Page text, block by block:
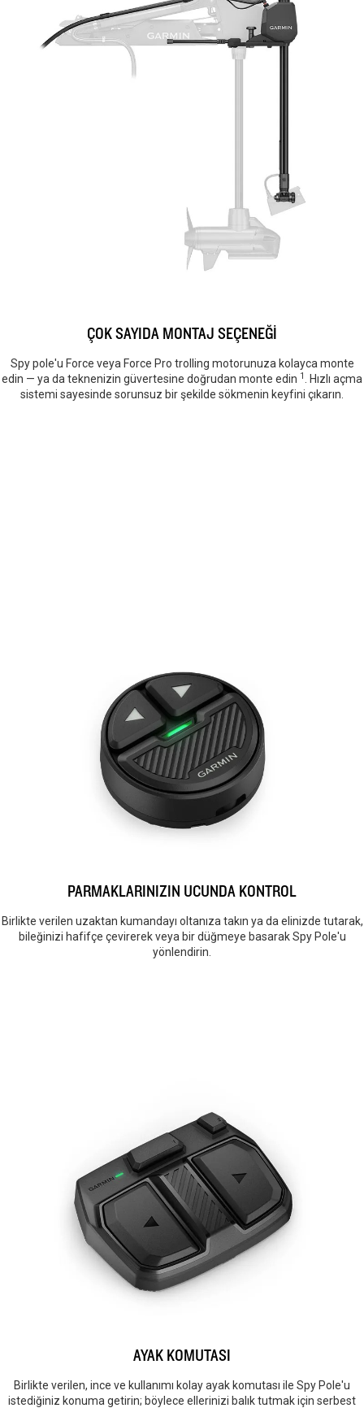
ÇOK SAYIDA MONTAJ SEÇENEĞİ
Spy pole'u Force veya Force Pro trolling motorunuza kolayca monte
edin — ya da teknenizin güvertesine doğrudan monte edin 1
. Hızlı açma
sistemi sayesinde sorunsuz bir şekilde sökmenin keyfini çıkarın.
PARMAKLARINIZIN UCUNDA KONTROL
Birlikte verilen uzaktan kumandayı oltanıza takın ya da elinizde tutarak,
bileğinizi hafifçe çevirerek veya bir düğmeye basarak Spy Pole'u
yönlendirin.
AYAK KOMUTASI
Birlikte verilen, ince ve kullanımı kolay ayak komutası ile Spy Pole'u
istediğiniz konuma getirin; böylece ellerinizi balık tutmak için serbest